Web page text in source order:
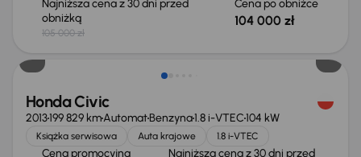
Najniższa cena z 30 dni przed
obniżką
105 000 zł
Cena po obniżce
104 000 zł
Taniej o 500 zł
Honda Civic
2013199 829 kmAutomatBenzyna1.8 i-VTEC104 kW
Książka serwisowa Auta krajowe 1.8 i-VTEC
Cena promocyjna Najniższa cena z 30 dni przed